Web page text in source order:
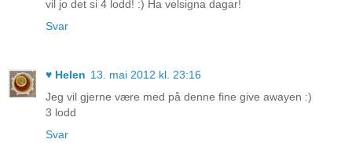
vil jo det si 4 lodd! :) Ha velsigna dagar!
Svar
♥ Helen 13. mai 2012 kl. 23:16
Jeg vil gjerne være med på denne fine give awayen :)
3 lodd
Svar